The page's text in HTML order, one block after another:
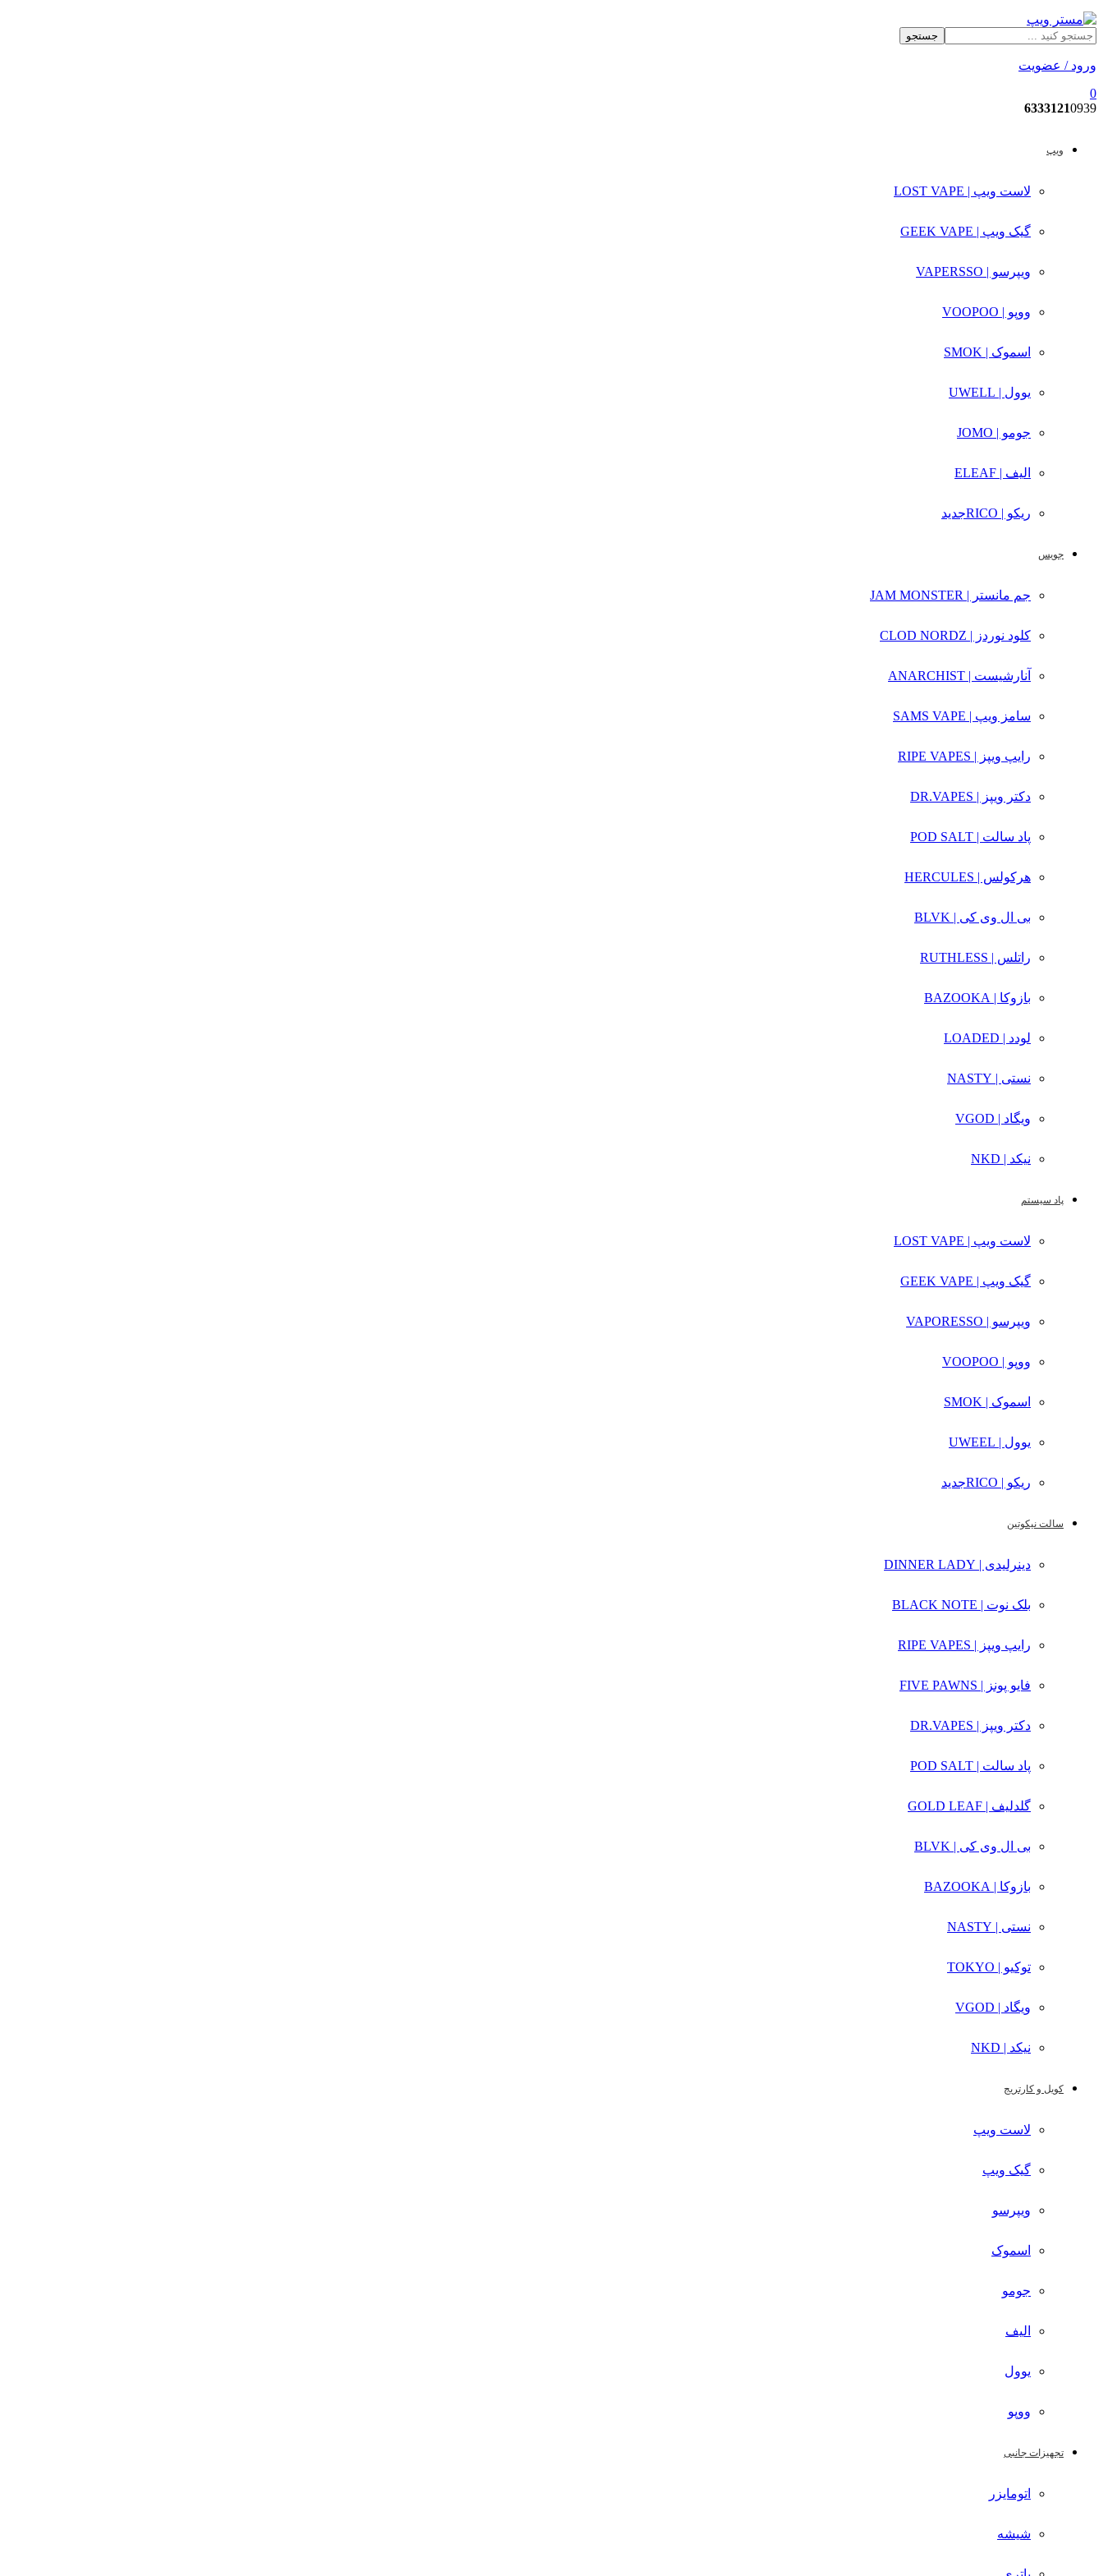
جستجو
ورود / عضویت
0
63331210939
ویپ
لاست ویپ | LOST VAPE
گیک ویپ | GEEK VAPE
ویپرسو | VAPERSSO
ووپو | VOOPOO
اسموک | SMOK
یوول | UWELL
جومو | JOMO
الیف | ELEAF
ریکو | RICO جدید
جویس
جم مانستر | JAM MONSTER
کلود نوردز | CLOD NORDZ
آنارشیست | ANARCHIST
سامز ویپ | SAMS VAPE
رایپ ویپز | RIPE VAPES
دکتر ویپز | DR.VAPES
پاد سالت | POD SALT
هرکولس | HERCULES
بی ال وی کی | BLVK
راتلس | RUTHLESS
بازوکا | BAZOOKA
لودد | LOADED
نستی | NASTY
ویگاد | VGOD
نیکد | NKD
پاد سیستم
لاست ویپ | LOST VAPE
گیک ویپ | GEEK VAPE
ویپرسو | VAPORESSO
ووپو | VOOPOO
اسموک | SMOK
یوول | UWEEL
ریکو | RICO جدید
سالت نیکوتین
دینرلیدی | DINNER LADY
بلک نوت | BLACK NOTE
رایپ ویپز | RIPE VAPES
فایو پونز | FIVE PAWNS
دکتر ویپز | DR.VAPES
پاد سالت | POD SALT
گلدلیف | GOLD LEAF
بی ال وی کی | BLVK
بازوکا | BAZOOKA
نستی | NASTY
توکیو | TOKYO
ویگاد | VGOD
نیکد | NKD
کویل و کارتریج
لاست ویپ
گیک ویپ
ویپرسو
اسموک
جومو
الیف
یوول
ووپو
تجهیزات جانبی
اتومایزر
شیشه